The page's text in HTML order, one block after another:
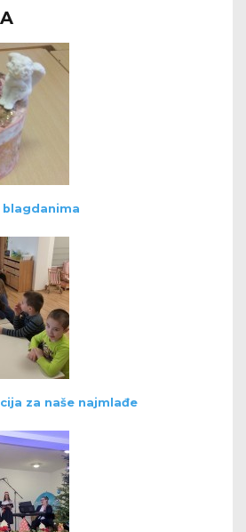
za naše najmlađe